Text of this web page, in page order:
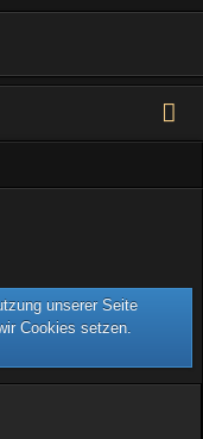
unserer Seite
Cookies setzen.